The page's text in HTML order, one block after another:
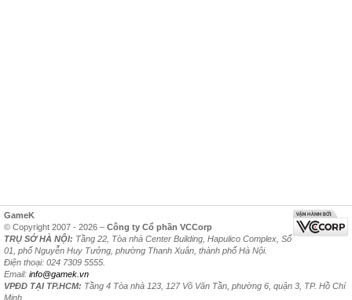
GameK
© Copyright 2007 - 2026 – Công ty Cổ phần VCCorp
TRỤ SỞ HÀ NỘI: Tầng 22, Tòa nhà Center Building, Hapulico Complex, Số
01, phố Nguyễn Huy Tưởng, phường Thanh Xuân, thành phố Hà Nội.
Điện thoại: 024 7309 5555.
Email: info@gamek.vn
VPĐD TẠI TP.HCM: Tầng 4 Tòa nhà 123, 127 Võ Văn Tần, phường 6, quận 3, TP. Hồ Chí
Minh